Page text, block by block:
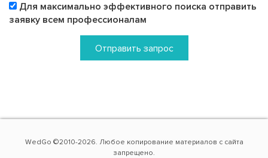
Для максимально эффективного поиска отправить
заявку всем профессионалам
Отправить запрос
WedGo ©2010-2026. Любое копирование материалов с сайта
запрещено.